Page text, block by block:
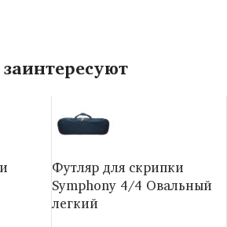
Футляр для скрипки
Symphony 4/4 Овальный
легкий